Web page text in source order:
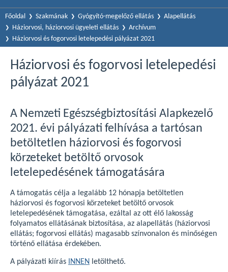
Főoldal Szakmának Gyógyító-megelőző ellátás
Alapellátás
Háziorvosi, háziorvosi ügyeleti ellátás
Archívum
Háziorvosi és fogorvosi letelepedési pályázat 2021
Háziorvosi és fogorvosi letelepedési
pályázat 2021
A Nemzeti Egészségbiztosítási Alapkezelő
2021. évi pályázati felhívása a tartósan
betöltetlen háziorvosi és fogorvosi
körzeteket betöltő orvosok
letelepedésének támogatására
A támogatás célja a legalább 12 hónapja betöltetlen
háziorvosi és fogorvosi körzeteket betöltő orvosok
letelepedésének támogatása, ezáltal az ott élő lakosság
folyamatos ellátásának biztosítása, az alapellátás (háziorvosi
ellátás; fogorvosi ellátás) magasabb színvonalon és minőségen
történő ellátása érdekében.
A pályázati kiírás INNEN letölthető.